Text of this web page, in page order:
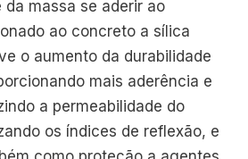
massa se aderir ao
ao concreto a sílica
o aumento da durabilidade
mais aderência e
a permeabilidade do
os índices de reflexão, e